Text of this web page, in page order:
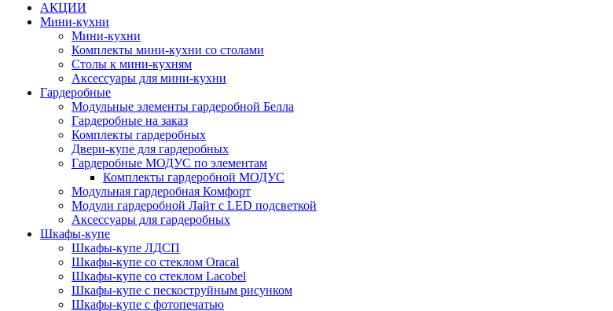
АКЦИИ
Мини-кухни
Мини-кухни
Комплекты мини-кухни со столами
Столы к мини-кухням
Аксессуары для мини-кухни
Гардеробные
Модульные элементы гардеробной Белла
Гардеробные на заказ
Комплекты гардеробных
Двери-купе для гардеробных
Гардеробные МОДУС по элементам
Комплекты гардеробной МОДУС
Модульная гардеробная Комфорт
Модули гардеробной Лайт с LED подсветкой
Аксессуары для гардеробных
Шкафы-купе
Шкафы-купе ЛДСП
Шкафы-купе со стеклом Oracal
Шкафы-купе со стеклом Lacobel
Шкафы-купе с пескоструйным рисунком
Шкафы-купе с фотопечатью